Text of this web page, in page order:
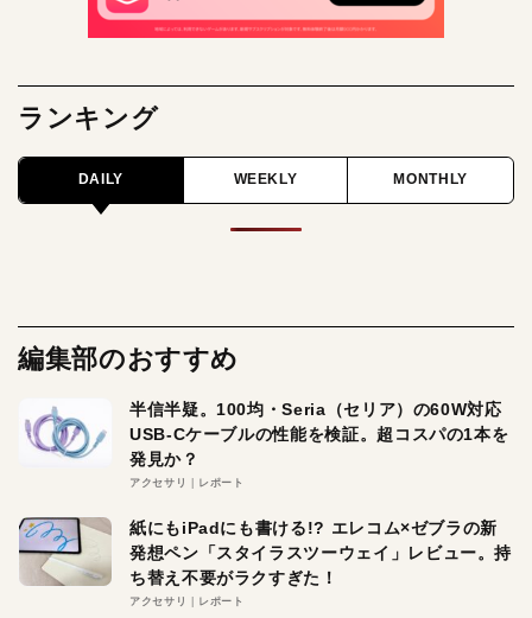
ランキング
DAILY WEEKLY MONTHLY
編集部のおすすめ
半信半疑。100均・Seria（セリア）の60W対応
USB-Cケーブルの性能を検証。超コスパの1本を
発見か？
アクセサリ レポート
紙にもiPadにも書ける!? エレコム×ゼブラの新
発想ペン「スタイラスツーウェイ」レビュー。持
ち替え不要がラクすぎた！
アクセサリ レポート